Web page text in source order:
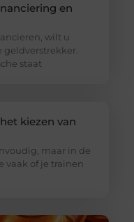
en
wilt u
geldverstrekker.
staat
kiezen van
maar in de
vaak of je trainen